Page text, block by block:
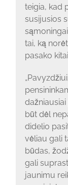
teigia, kad
susijusios
tai, ką
pasako
būt dėl
didelio
vėliau gali
būdas,
gali
jaunimu